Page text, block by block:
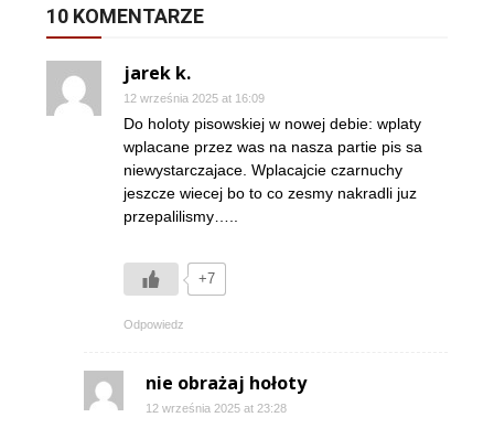
10 KOMENTARZE
jarek k.
12 września 2025 at 16:09
Do holoty pisowskiej w nowej debie: wplaty
wplacane przez was na nasza partie pis sa
niewystarczajace. Wplacajcie czarnuchy
jeszcze wiecej bo to co zesmy nakradli juz
przepalilismy…..
+7
Odpowiedz
nie obrażaj hołoty
12 września 2025 at 23:28